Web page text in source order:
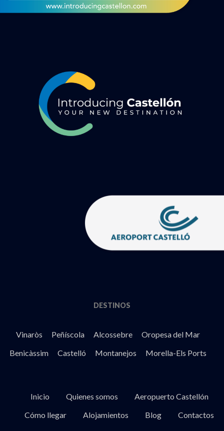
DESTINOS
Vinaròs Peñíscola Alcossebre
Oropesa del Mar
Benicàssim
Castelló Montanejos Morella-Els Ports
Inicio Quienes somos
Aeropuerto Castellón
Cómo llegar
Alojamientos Blog
Contactos